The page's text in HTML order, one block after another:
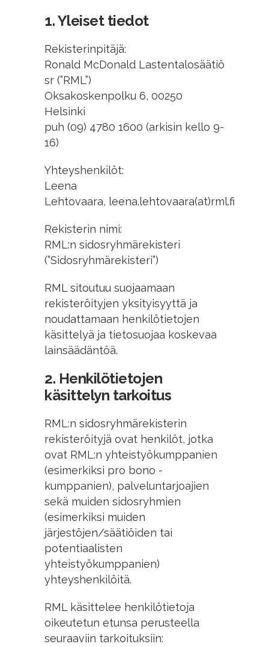
1. Yleiset tiedot
Rekisterinpitäjä:
Ronald McDonald Lastentalosäätiö
sr (”RML”)
Oksakoskenpolku 6, 00250
Helsinki
puh (09) 4780 1600 (arkisin kello 9-
16)
Yhteyshenkilöt:
Leena
Lehtovaara, leena.lehtovaara(at)rml.fi
Rekisterin nimi:
RML:n sidosryhmärekisteri
(”Sidosryhmärekisteri”)
RML sitoutuu suojaamaan
rekisteröityjen yksityisyyttä ja
noudattamaan henkilötietojen
käsittelyä ja tietosuojaa koskevaa
lainsäädäntöä.
2. Henkilötietojen
käsittelyn tarkoitus
RML:n sidosryhmärekisterin
rekisteröityjä ovat henkilöt, jotka
ovat RML:n yhteistyökumppanien
(esimerkiksi pro bono -
kumppanien), palveluntarjoajien
sekä muiden sidosryhmien
(esimerkiksi muiden
järjestöjen/säätiöiden tai
potentiaalisten
yhteistyökumppanien)
yhteyshenkilöitä.
RML käsittelee henkilötietoja
oikeutetun etunsa perusteella
seuraaviin tarkoituksiin: